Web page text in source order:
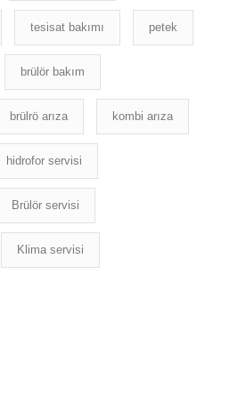
tesisat bakımı petek
brülör bakım
brülrö arıza kombi arıza
hidrofor servisi
Brülör servisi
Klima servisi